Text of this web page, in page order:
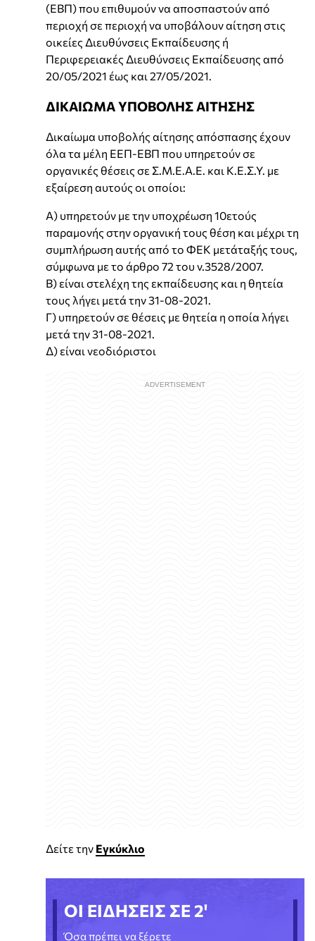
(ΕΒΠ) που επιθυμούν να αποσπαστούν από
περιοχή σε περιοχή να υποβάλουν αίτηση στις
οικείες Διευθύνσεις Εκπαίδευσης ή
Περιφερειακές Διευθύνσεις Εκπαίδευσης από
20/05/2021 έως και 27/05/2021.
ΔΙΚΑΙΩΜΑ ΥΠΟΒΟΛΗΣ ΑΙΤΗΣΗΣ
Δικαίωμα υποβολής αίτησης απόσπασης έχουν
όλα τα μέλη ΕΕΠ-ΕΒΠ που υπηρετούν σε
οργανικές θέσεις σε Σ.Μ.Ε.Α.Ε. και Κ.Ε.Σ.Υ. με
εξαίρεση αυτούς οι οποίοι:
Α) υπηρετούν με την υποχρέωση 10ετούς
παραμονής στην οργανική τους θέση και μέχρι τη
συμπλήρωση αυτής από το ΦΕΚ μετάταξής τους,
σύμφωνα με το άρθρο 72 του ν.3528/2007.
Β) είναι στελέχη της εκπαίδευσης και η θητεία
τους λήγει μετά την 31-08-2021.
Γ) υπηρετούν σε θέσεις με θητεία η οποία λήγει
μετά την 31-08-2021.
Δ) είναι νεοδιόριστοι
Δείτε την Εγκύκλιο
ΟΙ ΕΙΔΗΣΕΙΣ ΣΕ 2'
Όσα πρέπει να ξέρετε